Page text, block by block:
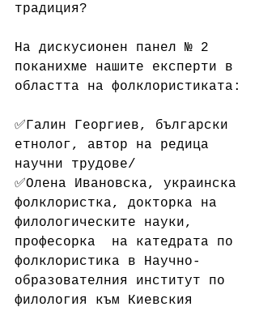
традиция?
На дискусионен панел № 2
поканихме нашите експерти в
областта на фолклористиката:
✅Галин Георгиев, български
етнолог, автор на редица
научни трудове/
✅Олена Ивановска, украинска
фолклористка, докторка на
филологическите науки,
професорка  на катедрата по
фолклористика в Научно-
образователния институт по
филология към Киевския